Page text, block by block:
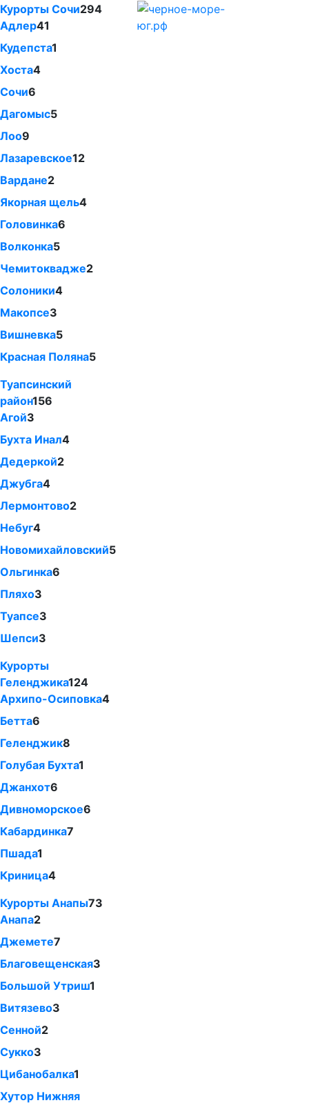
Курорты Сочи294
Адлер41
Кудепста1
Хоста4
Сочи6
Дагомыс5
Лоо9
Лазаревское12
Вардане2
Якорная щель4
Головинка6
Волконка5
Чемитоквадже2
Солоники4
Макопсе3
Вишневка5
Красная Поляна5
Туапсинский
район156
Агой3
Бухта Инал4
Дедеркой2
Джубга4
Лермонтово2
Небуг4
Новомихайловский5
Ольгинка6
Пляхо3
Туапсе3
Шепси3
Курорты
Геленджика124
Архипо-Осиповка4
Бетта6
Геленджик8
Голубая Бухта1
Джанхот6
Дивноморское6
Кабардинка7
Пшада1
Криница4
Курорты Анапы73
Анапа2
Джемете7
Благовещенская3
Большой Утриш1
Витязево3
Сенной2
Сукко3
Цибанобалка1
Хутор Нижняя